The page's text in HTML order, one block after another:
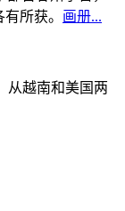
所获。 画册...
从越南和美国两